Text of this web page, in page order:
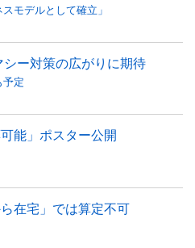
モデルとして確立」
ー対策の広がりに期待
予定
能」ポスター公開
在宅」では算定不可